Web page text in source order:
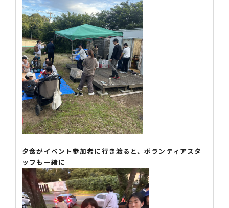
夕食がイベント参加者に行き渡ると、ボランティアスタ
ッフも一緒に